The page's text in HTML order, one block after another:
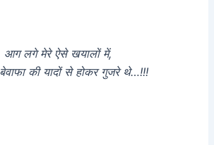
आग लगे मेरे ऐसे खयालों में,
की यादों से होकर गुजरे थे…!!!